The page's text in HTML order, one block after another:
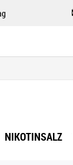
NIKOTINSALZ